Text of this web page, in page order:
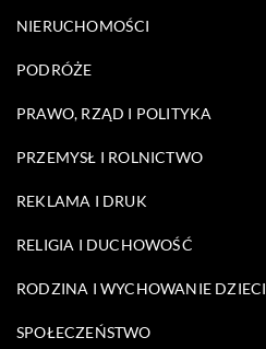
NIERUCHOMOŚCI
PODRÓŻE
PRAWO, RZĄD I POLITYKA
PRZEMYSŁ I ROLNICTWO
REKLAMA I DRUK
RELIGIA I DUCHOWOŚĆ
RODZINA I WYCHOWANIE DZIECI
SPOŁECZEŃSTWO